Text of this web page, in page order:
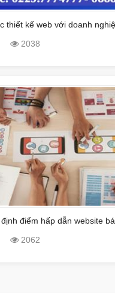
thiết kế web với doanh
2038
điểm hấp dẫn website
2062